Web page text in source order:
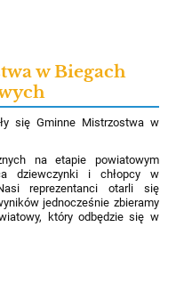
w Biegach
się Gminne Mistrzostwa w
na etapie powiatowym
dziewczynki i chłopcy w
reprezentanci otarli się
jednocześnie zbieramy
który odbędzie się w